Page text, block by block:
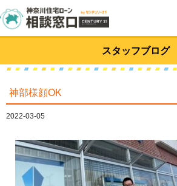
スタッフブログ
神部様顔OK
2022-03-05